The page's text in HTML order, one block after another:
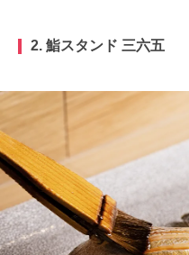
2. 鮨スタンド 三六五